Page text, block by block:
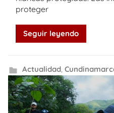
proteger
Seguir leyendo
Actualidad,